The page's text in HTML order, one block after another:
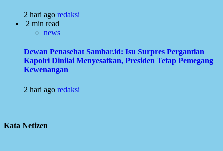
2 hari ago redaksi
2 min read
news
Dewan Penasehat Sambar.id: Isu Surpres Pergantian
Kapolri Dinilai Menyesatkan, Presiden Tetap Pemegang
Kewenangan
2 hari ago redaksi
Kata Netizen